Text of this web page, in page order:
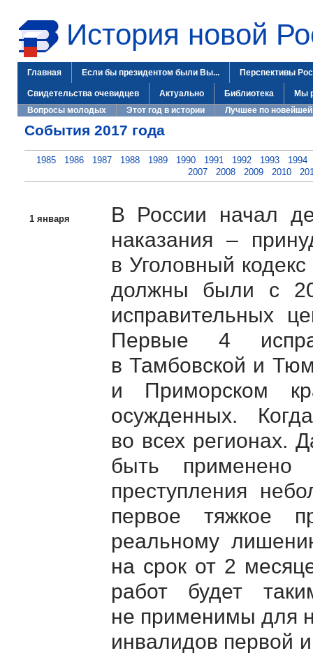
История новой
Главная Если бы президентом были Вы... Перспективы
Свидетельства очевидцев Актуально Библиотека
Мы
Вопросы молодых
Этот год в истории Лучшее по новейшей
События 2017 года
1985 1986 1987 1988 1989 1990 1991 1992 1993
1994
2007
2008 2009 2010
1 января
В России начал
наказания –
в Уголовный
должны были с
исправительных
Первые 4
в Тамбовской и
и Приморском
осужденных.
во всех регионах.
быть
преступления
первое тяжкое
реальному
на срок от 2
работ будет
не применимы для
инвалидов первой